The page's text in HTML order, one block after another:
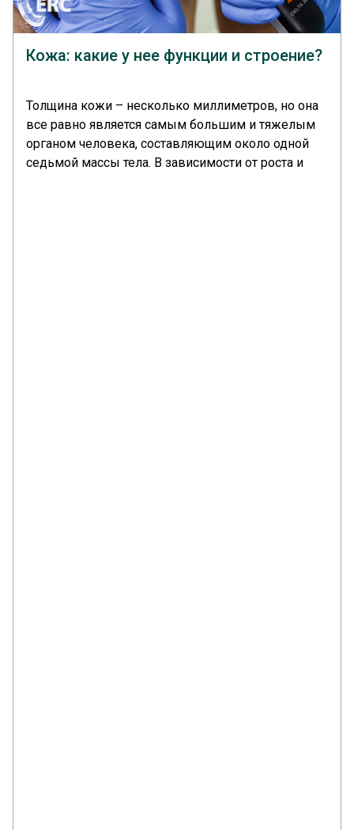
Кожа: какие у нее функции и строение?
Толщина кожи – несколько миллиметров, но она
все равно является самым большим и тяжелым
органом человека, составляющим около одной
седьмой массы тела. В зависимости от роста и